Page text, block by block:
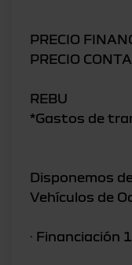
PRECIO
PRECIO
REBU
*Gastos de
Disponemos
Vehículos de
· Financiación